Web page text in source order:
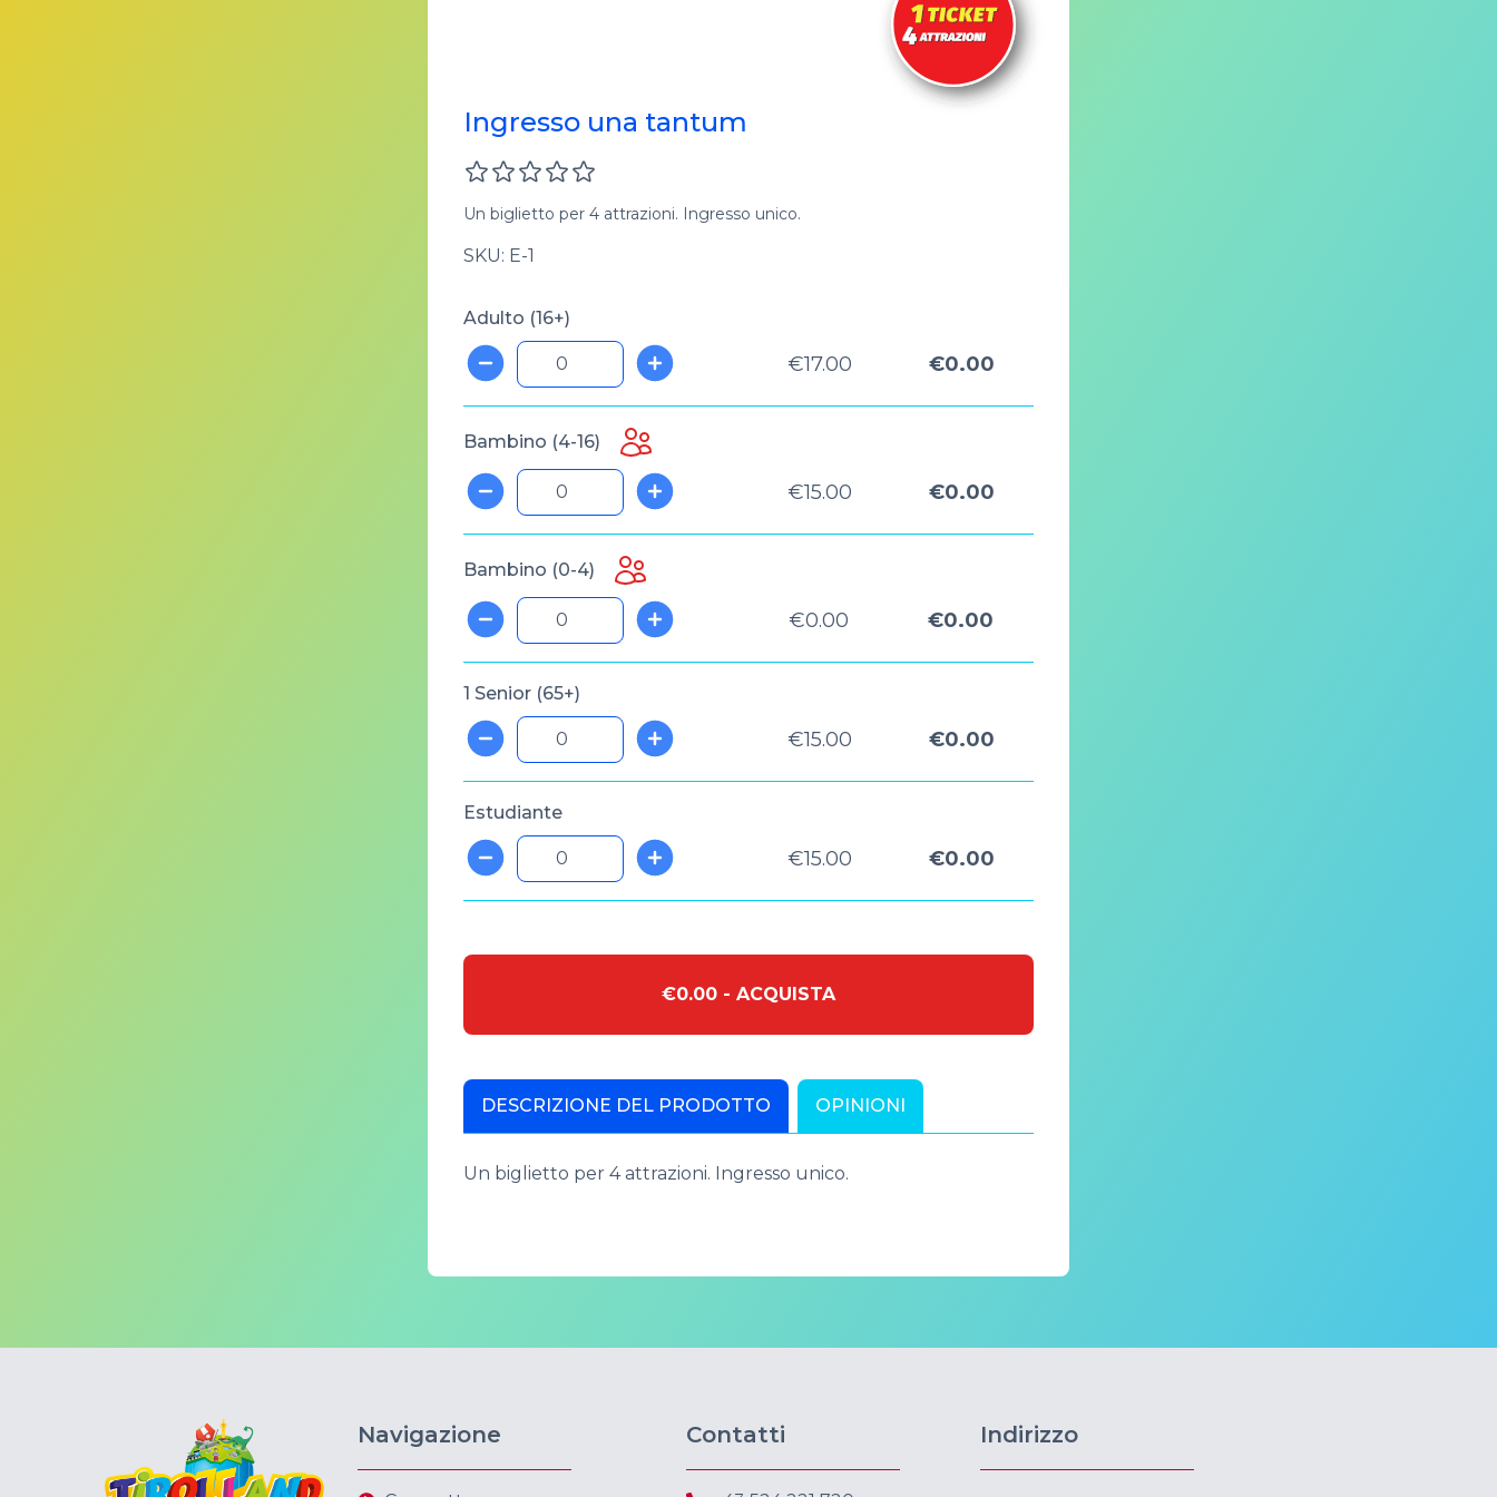
Ingresso una tantum
Un biglietto per 4 attrazioni. Ingresso unico.
SKU: E-1
Adulto (16+)
€17.00 €0.00
Bambino (4-16)
€15.00 €0.00
Bambino (0-4)
€0.00 €0.00
1 Senior (65+)
€15.00 €0.00
Estudiante
€15.00 €0.00
€0.00 - ACQUISTA
DESCRIZIONE DEL PRODOTTO OPINIONI
Un biglietto per 4 attrazioni. Ingresso unico.
Navigazione Contatti Indirizzo